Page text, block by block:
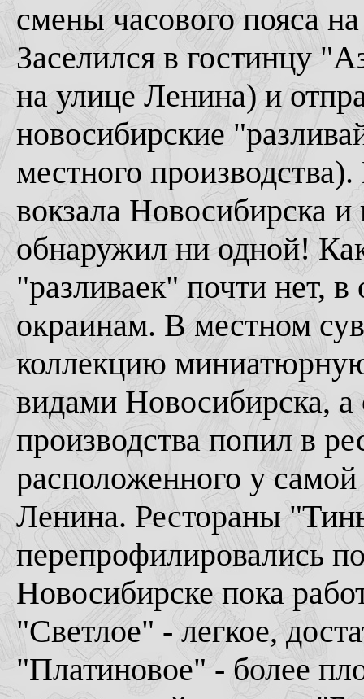
смены часового пояса
Заселился в гостинцу
на улице Ленина) и
новосибирские
местного
вокзала Новосибирска
обнаружил ни одной!
"разливаек" почти нет,
окраинам. В местном
коллекцию
видами Новосибирска, а
производства попил в
расположенного у
Ленина. Рестораны
перепрофилировались
Новосибирске пока
"Светлое" - легкое,
"Платиновое" - более